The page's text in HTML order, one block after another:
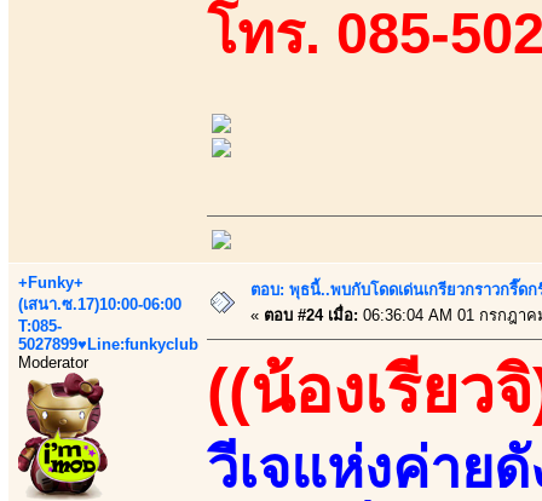
โทร. 085-
+Funky+
(เสนา.ซ.17)10:00-06:00
T:085-
5027899♥Line:funkyclub
Moderator
ตอบ: พุธนี้..พบกับโดดเด่นเกรียวกราวกรี๊
« ตอบ #24 เมื่อ: 06:36:04 AM 01 กรกฎาค
((น้องเรียว
วีเจแห่งค่าย